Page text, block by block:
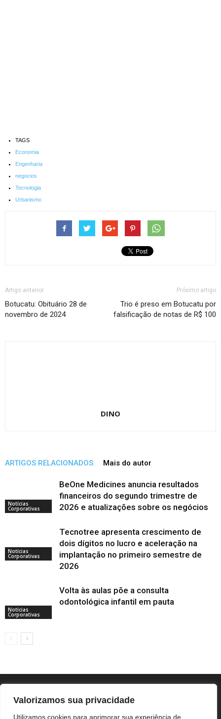
Valorizamos sua privacidade
Utilizamos cookies para aprimorar sua experiência de
TAGS
Economia
Engenharia
negocios
Tecnologia
Urbanismo
Artigo anterior
Botucatu: Obituário 28 de
novembro de 2024
Próximo artigo
Trio é preso em Botucatu por
falsificação de notas de R$ 100
DINO
ARTIGOS RELACIONADOS Mais do autor
Notícias
Corporativas
BeOne Medicines anuncia resultados
financeiros do segundo trimestre de
2026 e atualizações sobre os negócios
Notícias
Corporativas
Tecnotree apresenta crescimento de
dois dígitos no lucro e aceleração na
implantação no primeiro semestre de
2026
Notícias
Corporativas
Volta às aulas põe a consulta
odontológica infantil em pauta